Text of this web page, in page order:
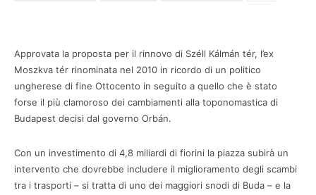
Approvata la proposta per il rinnovo di Széll Kálmán tér, l’ex
Moszkva tér rinominata nel 2010 in ricordo di un politico
ungherese di fine Ottocento in seguito a quello che è stato
forse il più clamoroso dei cambiamenti alla toponomastica di
Budapest decisi dal governo Orbán.
Con un investimento di 4,8 miliardi di fiorini la piazza subirà un
intervento che dovrebbe includere il miglioramento degli scambi
tra i trasporti – si tratta di uno dei maggiori snodi di Buda – e la